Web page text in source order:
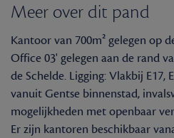
Meer over dit pand
Kantoor van 700m² gelegen op
Office 03' gelegen aan de rand
de Schelde. Ligging: Vlakbij E17,
vanuit Gentse binnenstad,
mogelijkheden met openbaar
Er zijn kantoren beschikbaar